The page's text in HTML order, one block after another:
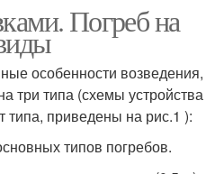
Погреб на
особенности возведения,
три типа (схемы устройства
типа, приведены на рис.1 ):
типов погребов.